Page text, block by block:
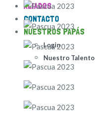
ALIADOS
CONTACTO
NUESTROS PAPÁS
Login
Nuestro Talento